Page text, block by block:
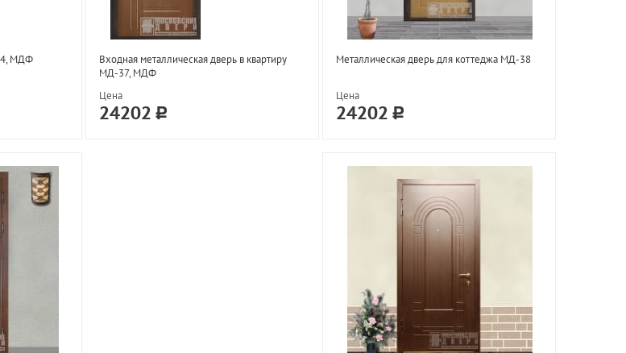
МДФ
Входная металлическая дверь в квартиру
МД-37, МДФ
Цена
24202
Металлическая дверь для коттеджа МД-38
Цена
24202